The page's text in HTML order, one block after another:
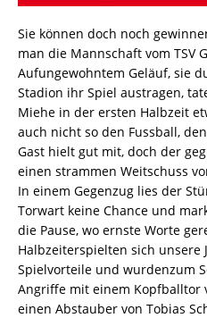
Sie können doch noch
man die Mannschaft vom TSV
Aufungewohntem Geläuf, sie
Stadion ihr Spiel austragen,
Miehe in der ersten Halbzeit
auch nicht so den Fussball,
Gast hielt gut mit, doch der
einen strammen Weitschuss
In einem Gegenzug lies der
Torwart keine Chance und
die Pause, wo ernste Worte
Halbzeiterspielten sich unsere
Spielvorteile und wurdenzum
Angriffe mit einem Kopfballtor
einen Abstauber von Tobias